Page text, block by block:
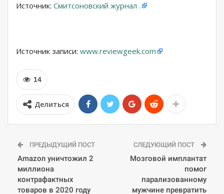
Источник: Смитсоновский журнал .
Источник записи: www.reviewgeek.com
14
Делиться
ПРЕДЫДУЩИЙ ПОСТ
Amazon уничтожил 2
миллиона
контрафактных
товаров в 2020 году
СЛЕДУЮЩИЙ ПОСТ
Мозговой имплантат
помог
парализованному
мужчине превратить